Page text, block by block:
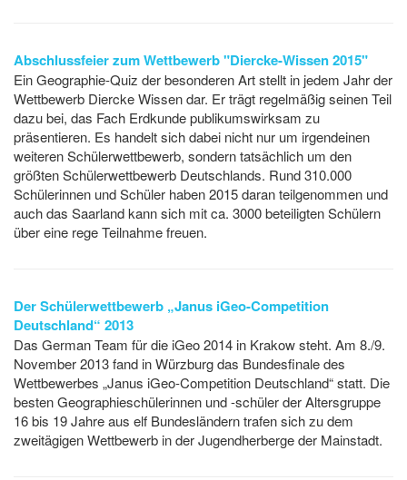
Abschlussfeier zum Wettbewerb "Diercke-Wissen 2015"
Ein Geographie-Quiz der besonderen Art stellt in jedem Jahr der
Wettbewerb Diercke Wissen dar. Er trägt regelmäßig seinen Teil
dazu bei, das Fach Erdkunde publikumswirksam zu
präsentieren. Es handelt sich dabei nicht nur um irgendeinen
weiteren Schülerwettbewerb, sondern tatsächlich um den
größten Schülerwettbewerb Deutschlands. Rund 310.000
Schülerinnen und Schüler haben 2015 daran teilgenommen und
auch das Saarland kann sich mit ca. 3000 beteiligten Schülern
über eine rege Teilnahme freuen.
Der Schülerwettbewerb „Janus iGeo-Competition
Deutschland“ 2013
Das German Team für die iGeo 2014 in Krakow steht. Am 8./9.
November 2013 fand in Würzburg das Bundesfinale des
Wettbewerbes „Janus iGeo-Competition Deutschland“ statt. Die
besten Geographieschülerinnen und -schüler der Altersgruppe
16 bis 19 Jahre aus elf Bundesländern trafen sich zu dem
zweitägigen Wettbewerb in der Jugendherberge der Mainstadt.